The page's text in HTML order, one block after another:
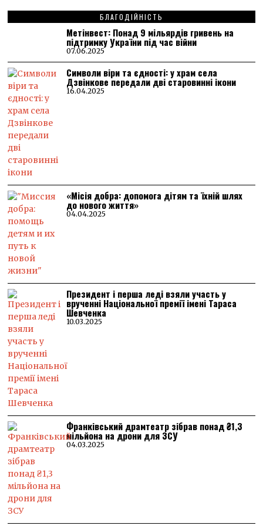
БЛАГОДІЙНІСТЬ
Метінвест: Понад 9 мільярдів гривень на
підтримку України під час війни
07.06.2025
Символи віри та єдності: у храм села
Дзвінкове передали дві старовинні ікони
16.04.2025
«Місія добра: допомога дітям та їхній шлях
до нового життя»
04.04.2025
Президент і перша леді взяли участь у
врученні Національної премії імені Тараса
Шевченка
10.03.2025
Франківський драмтеатр зібрав понад ₴1,3
мільйона на дрони для ЗСУ
04.03.2025